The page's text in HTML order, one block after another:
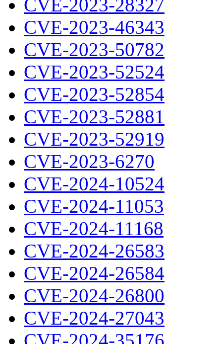
CVE-2023-28327
CVE-2023-46343
CVE-2023-50782
CVE-2023-52524
CVE-2023-52854
CVE-2023-52881
CVE-2023-52919
CVE-2023-6270
CVE-2024-10524
CVE-2024-11053
CVE-2024-11168
CVE-2024-26583
CVE-2024-26584
CVE-2024-26800
CVE-2024-27043